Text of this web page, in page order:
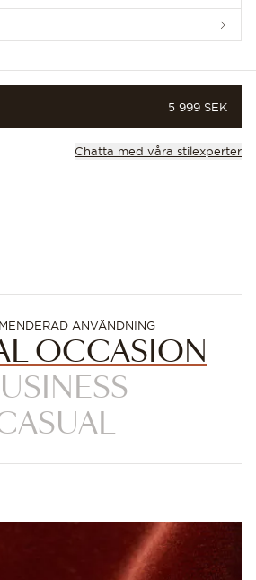
PRIS
5 999 SEK
Chatta med våra stilexperter
ANVÄNDNING
OCCASION